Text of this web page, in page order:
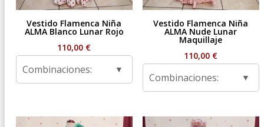
Vestido Flamenca Niña
ALMA Blanco Lunar Rojo
110,00 €
Combinaciones:
Vestido Flamenca Niña
ALMA Nude Lunar
Maquillaje
110,00 €
Combinaciones: